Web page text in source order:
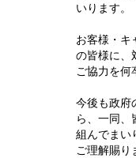
いります。
お客様・キ
の皆様に、
ご協力を何
今後も政府
ら、一同、
組んでまい
ご理解賜り